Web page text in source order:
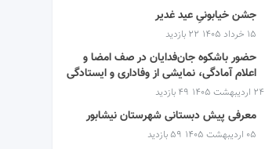
جشن خیابونیِ عید غدیر
۱۵ خرداد ۱۴۰۵ 22 بازدید
حضور باشکوه جان‌فدایان در صف امضا و
اعلام آمادگی، نمایشی از وفاداری و ایستادگی
۲۴ اردیبهشت ۱۴۰۵ 49 بازدید
معرفی پیش دبستانی شهرستان نیشابور
۰۵ اردیبهشت ۱۴۰۵ 59 بازدید